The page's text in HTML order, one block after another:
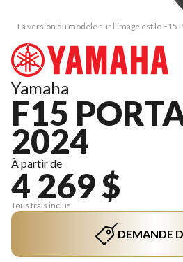
La version du modèle sur l'image est le F15
Yamaha
F15
2024
À partir de
4 269 $
Tous frais inclus
DEMANDE